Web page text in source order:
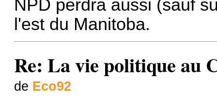
NPD perdra aussi (sauf
l'est du Manitoba.
Re: La vie politique au
de Eco92